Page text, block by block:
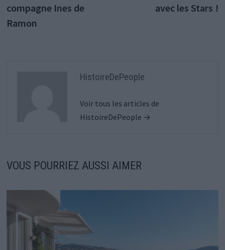
compagne Ines de
Ramon
avec les Stars !
HistoireDePeople
Voir tous les articles de
HistoireDePeople →
VOUS POURRIEZ AUSSI AIMER